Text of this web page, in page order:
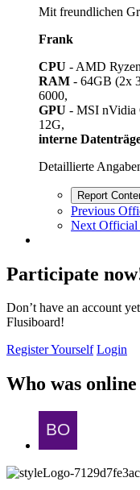
Mit freundlichen
Frank
CPU - AMD
RAM - 64GB (2x
6000,
GPU - MSI nVidia
12G,
interne
Detaillierte
Report
Previous
Next Official
Participate
Don’t have an account
Flusiboard!
Register Yourself Login
Who was